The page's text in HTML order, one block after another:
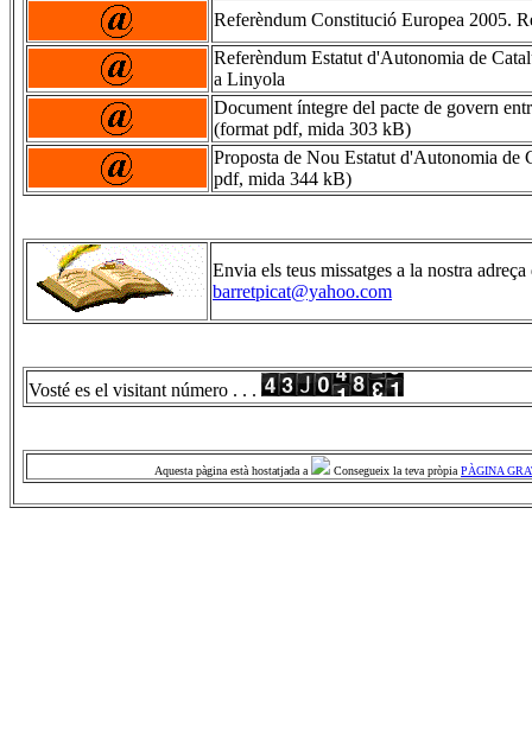
Referèndum Constitució Europea 2005.
Referèndum Estatut d'Autonomia de
a Linyola
Document íntegre del pacte de govern
(format pdf, mida 303 kB)
Proposta de Nou Estatut d'Autonomia de
pdf, mida 344 kB)
Envia els teus missatges a la nostra
barretpicat@yahoo.com
Vosté es el visitant número . . .
Aquesta pàgina està hostatjada a Consegueix la teva pròpia PÀGINA